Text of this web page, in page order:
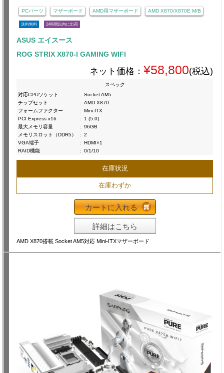
PCパーツ マザーボード AMD用マザーボード AMD X870/X870E M/B
送料無料 24時間以内に出荷
ASUS エイスース
ROG STRIX X870-I GAMING WIFI
ネット価格： ¥58,800(税込)
スペック
対応CPUソケット
:
Socket AM5
チップセット
:
AMD X870
フォームファクター
:
Mini-ITX
PCI Express x16
:
1 (5.0)
最大メモリ容量
:
96GB
メモリスロット（DDR5）
:
2
VGA端子
:
HDMI×1
RAID機能
: 0/1/10
在庫状況
在庫わずか
カートに入れる
詳細はこちら
AMD X870搭載 Socket AM5対応 Mini-ITXマザーボード